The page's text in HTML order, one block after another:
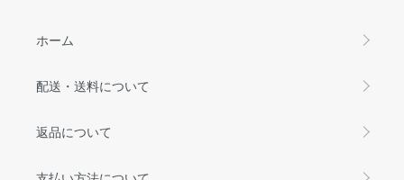
ホーム
配送・送料について
返品について